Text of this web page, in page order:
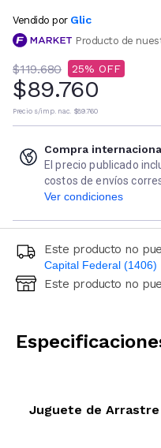
Vendido por Glic
Producto de
$119.680 25
$89.760
Precio s/imp. nac. $89.760
Compra
El precio publicado
costos de envíos
Ver condiciones
Este producto no
Capital Federal (1406)
Ingresá código postal
Este producto no
Juguete de Arrastre